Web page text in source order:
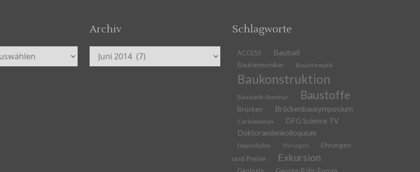
Archiv
Archiv
Schlagworte
ACCESS Bauball
Bauharmoniker Bauinformatik
Baukonstruktion
Baustatik-Seminar Baustoffe
Brücken Brückenbausymposium
Carbonbeton
DFG Science TV
Doktorandenkolloquium
Doppeldiplom Ehrungen
Ehrungen
und Preise
Exkursion
Geologie George-Bähr-Forum